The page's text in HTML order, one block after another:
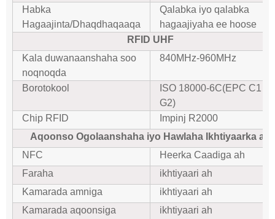
Habka
Hagaajinta/Dhaqdhaqaaqa
Qalabka iyo qalabka
hagaajiyaha ee hoose
RFID UHF
Kala duwanaanshaha soo
noqnoqda
840MHz-960MHz
Borotokool
ISO 18000-6C(EPC C1
G2)
Chip RFID
Impinj R2000
Aqoonso Ogolaanshaha iyo Hawlaha Ikhtiyaarka ah
NFC
Heerka Caadiga ah
Faraha
ikhtiyaari ah
Kamarada amniga
ikhtiyaari ah
Kamarada aqoonsiga
ikhtiyaari ah